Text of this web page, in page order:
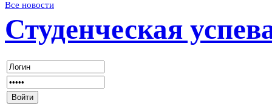
Все новости
Студенческая